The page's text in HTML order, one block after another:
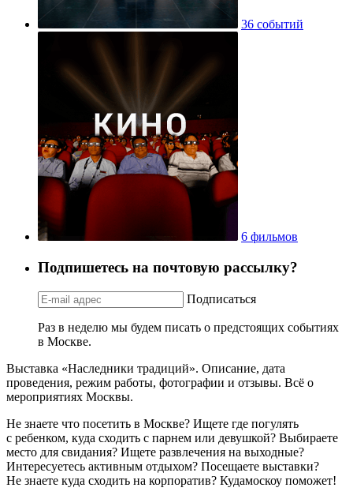
36 событий
6 фильмов
Подпишетесь на почтовую рассылку?
Подписаться
Раз в неделю мы будем писать о предстоящих событиях
в Москве.
Выставка «Наследники традиций». Описание, дата
проведения, режим работы, фотографии и отзывы. Всё о
мероприятиях Москвы.
Не знаете что посетить в Москве? Ищете где погулять
с ребенком, куда сходить с парнем или девушкой? Выбираете
место для свидания? Ищете развлечения на выходные?
Интересуетесь активным отдыхом? Посещаете выставки?
Не знаете куда сходить на корпоратив? Кудамоскоу поможет!